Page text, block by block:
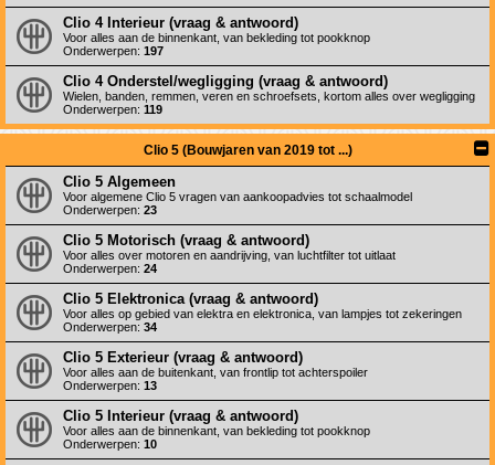
Clio 4 Interieur (vraag & antwoord)
Voor alles aan de binnenkant, van bekleding tot pookknop
Onderwerpen: 197
Clio 4 Onderstel/wegligging (vraag & antwoord)
Wielen, banden, remmen, veren en schroefsets, kortom alles over wegligging
Onderwerpen: 119
Clio 5 (Bouwjaren van 2019 tot ...)
Clio 5 Algemeen
Voor algemene Clio 5 vragen van aankoopadvies tot schaalmodel
Onderwerpen: 23
Clio 5 Motorisch (vraag & antwoord)
Voor alles over motoren en aandrijving, van luchtfilter tot uitlaat
Onderwerpen: 24
Clio 5 Elektronica (vraag & antwoord)
Voor alles op gebied van elektra en elektronica, van lampjes tot zekeringen
Onderwerpen: 34
Clio 5 Exterieur (vraag & antwoord)
Voor alles aan de buitenkant, van frontlip tot achterspoiler
Onderwerpen: 13
Clio 5 Interieur (vraag & antwoord)
Voor alles aan de binnenkant, van bekleding tot pookknop
Onderwerpen: 10